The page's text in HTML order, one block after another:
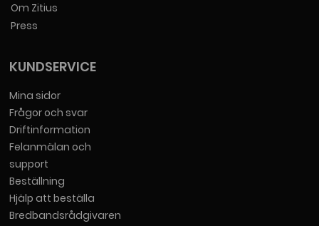
Om Zitius
Press
KUNDSERVICE
Mina sidor
Frågor och svar
Driftinformation
Felanmälan och
support
Beställning
Hjälp att beställa
Bredbandsrådgivaren